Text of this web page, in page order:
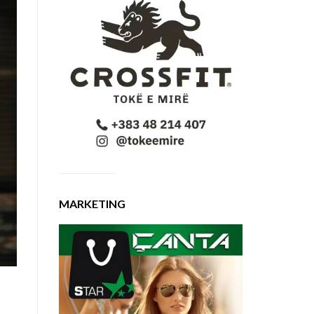
MARKETING